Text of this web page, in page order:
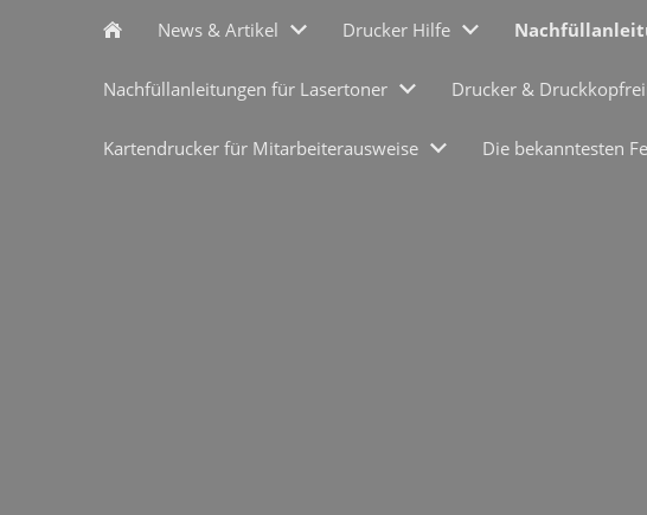
News & Artikel Drucker Hilfe
Nachfüllanleitungen für Lasertoner Drucker &
Kartendrucker für Mitarbeiterausweise Die bekanntesten